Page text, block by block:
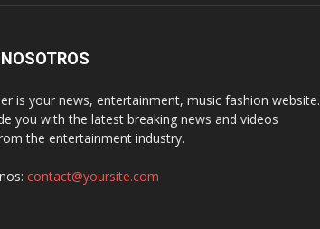
is your news, entertainment, music fashion website.
you with the latest breaking news and videos
the entertainment industry.
contact@yoursite.com